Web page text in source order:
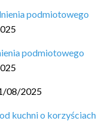
podmiotowego
podmiotowego
08/2025
kuchni o korzyściach